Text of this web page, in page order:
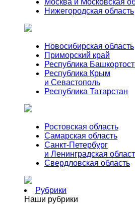
Москва и Московская
Нижегородская область
Новосибирская область
Приморский край
Республика
Республика Крым
и Севастополь
Республика Татарстан
Ростовская область
Самарская область
Санкт-Петербург
и Ленинградская
Свердловская область
Рубрики
Наши рубрики